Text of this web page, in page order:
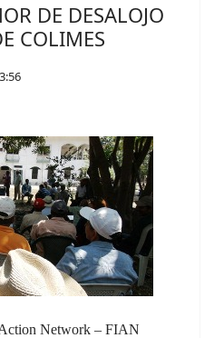
DE DESALOJO
COLIMES
Network – FIAN